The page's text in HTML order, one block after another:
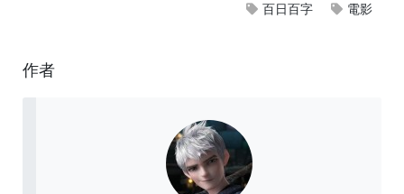
百日百字 電影
作者